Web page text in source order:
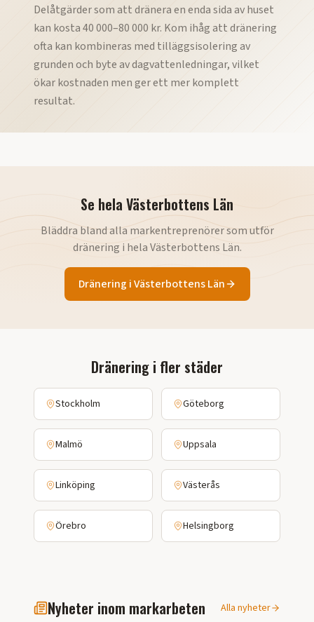
Delåtgärder som att dränera en enda sida av huset
kan kosta 40 000–80 000 kr. Kom ihåg att dränering
ofta kan kombineras med tilläggsisolering av
grunden och byte av dagvattenledningar, vilket
ökar kostnaden men ger ett mer komplett
resultat.
Se hela Västerbottens Län
Bläddra bland alla markentreprenörer som utför
dränering i helaVästerbottens Län.
Dränering iVästerbottens Län
Dränering i fler städer
Stockholm Göteborg
Malmö Uppsala
Linköping Västerås
Örebro Helsingborg
Nyheter inom markarbeten Alla nyheter